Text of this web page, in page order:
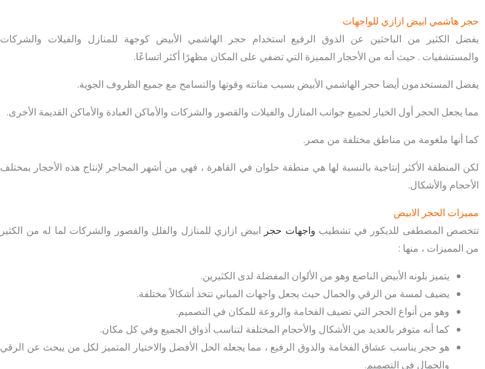
حجر هاشمي ابيض ازازي للواجهات
يفضل الكثير من الباحثين عن الذوق الرفيع استخدام حجر الهاشمي الأبيض كوجهة للمنازل والفيلات والشركات
والمستشفيات . حيث أنه من الأحجار المميزة التي تضفي على المكان مظهرًا أكثر اتساعًا.
يفضل المستخدمون أيضا حجر الهاشمي الأبيض بسبب متانته وقوتها والتسامح مع جميع الظروف الجوية.
مما يجعل الحجر أول الخيار لجميع جوانب المنازل والفيلات والقصور والشركات والأماكن العبادة والأماكن القديمة الأخرى.
كما أنها ملغومة من مناطق مختلفة من مصر.
لكن المنطقة الأكثر إنتاجية بالنسبة لها هي منطقة حلوان في القاهرة ، فهي من أشهر المحاجر لإنتاج هذه الأحجار بمختلف
الأحجام والأشكال.
مميزات الحجر الابيض
تتخصص المصطفى للديكور في تشطيب واجهات حجر ابيض ازازي للمنازل والفلل والقصور والشركات لما له من الكثير
من المميزات ، منها :
يتميز بلونه الأبيض الناصع وهو من الألوان المفضلة لدى الكثيرين.
يضيف لمسة من الرقي والجمال حيث يجعل واجهات المباني تتخذ أشكالاً مختلفة.
وهو من أنواع الحجر التي تضيف الفخامة والروعة للمكان في التصميم.
كما أنه متوفر بالعديد من الأشكال والأحجام المختلفة لتناسب أذواق الجميع وفي كل مكان.
هو حجر يناسب عشاق الفخامة والذوق الرفيع ، مما يجعله الحل الأفضل والاختيار المتميز لكل من يبحث عن الرقي
والجمال في التصميم.